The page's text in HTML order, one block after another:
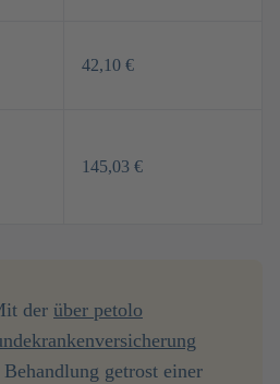
42,10 €
145,03 €
der über petolo
getrost einer